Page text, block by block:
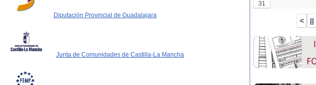
Diputación Provincial de Guadalajara
Junta de Comunidades de Castilla-La Mancha
31